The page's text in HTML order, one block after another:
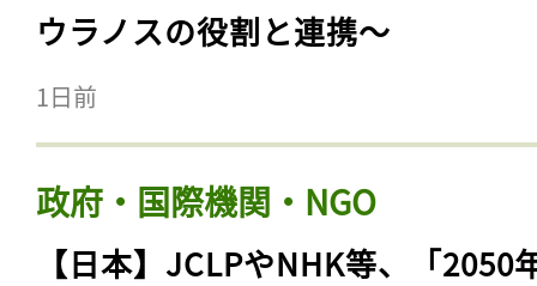
ウラノスの役割と連携〜
1日前
政府・国際機関・NGO
【日本】JCLPやNHK等、「2050